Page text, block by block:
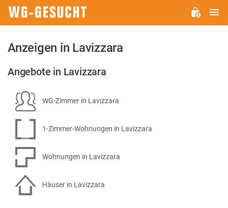
Anzeigen in Lavizzara
Angebote in Lavizzara
WG-Zimmer in Lavizzara
1-Zimmer-Wohnungen in Lavizzara
Wohnungen in Lavizzara
Häuser in Lavizzara